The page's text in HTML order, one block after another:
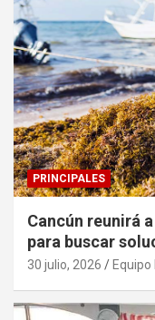
PRINCIPALES
Cancún reunirá
para buscar
sargazo
30 julio, 2026 Equipo